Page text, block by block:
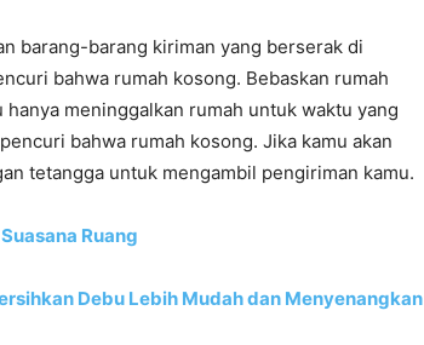
barang-barang kiriman yang berserak di
bahwa rumah kosong. Bebaskan rumah
meninggalkan rumah untuk waktu yang
bahwa rumah kosong. Jika kamu akan
tetangga untuk mengambil pengiriman kamu.
Ruang
Debu Lebih Mudah dan Menyenangkan